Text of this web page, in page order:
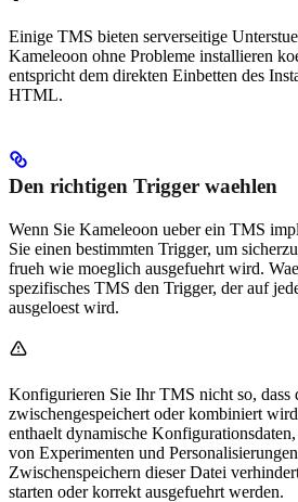
Einige TMS bieten serverseitige
Kameleoon ohne Probleme installieren
entspricht dem direkten Einbetten des
HTML.
Den richtigen Trigger waehlen
Wenn Sie Kameleoon ueber ein TMS
Sie einen bestimmten Trigger, um
frueh wie moeglich ausgefuehrt wird.
spezifisches TMS den Trigger, der auf
ausgeloest wird.
Konfigurieren Sie Ihr TMS nicht so, dass
zwischengespeichert oder kombiniert
enthaelt dynamische
von Experimenten und
Zwischenspeichern dieser Datei
starten oder korrekt ausgefuehrt werden.